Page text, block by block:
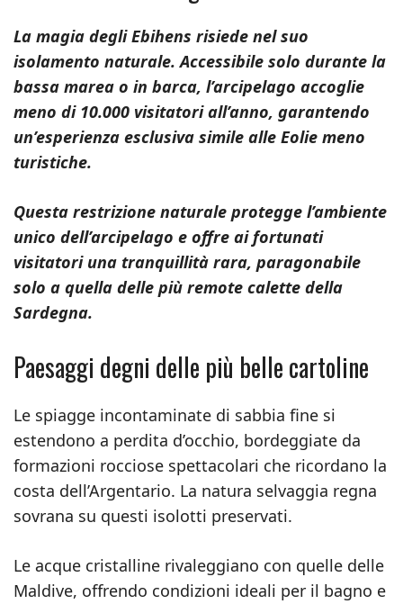
La magia degli Ebihens risiede nel suo
isolamento naturale. Accessibile solo durante la
bassa marea o in barca, l’arcipelago accoglie
meno di 10.000 visitatori all’anno, garantendo
un’esperienza esclusiva simile alle Eolie meno
turistiche.
Questa restrizione naturale protegge l’ambiente
unico dell’arcipelago e offre ai fortunati
visitatori una tranquillità rara, paragonabile
solo a quella delle più remote calette della
Sardegna.
Paesaggi degni delle più belle cartoline
Le spiagge incontaminate di sabbia fine si
estendono a perdita d’occhio, bordeggiate da
formazioni rocciose spettacolari che ricordano la
costa dell’Argentario. La natura selvaggia regna
sovrana su questi isolotti preservati.
Le acque cristalline rivaleggiano con quelle delle
Maldive, offrendo condizioni ideali per il bagno e